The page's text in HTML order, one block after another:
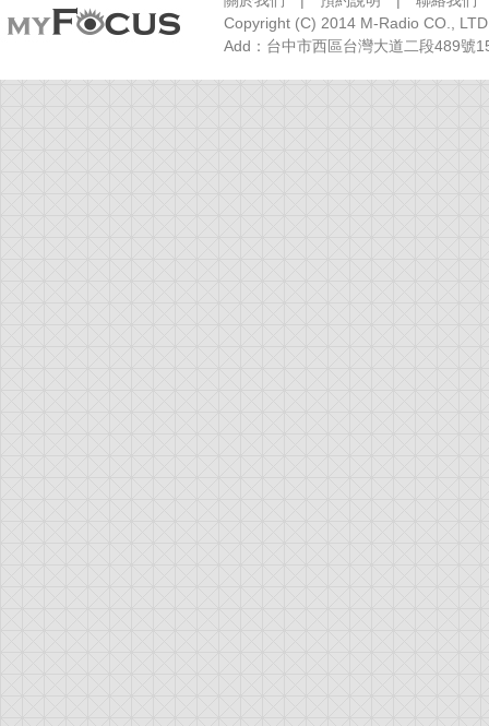
Copyright (C) 2014 M-Radio CO.,
Add：台中市西區台灣大道二段489